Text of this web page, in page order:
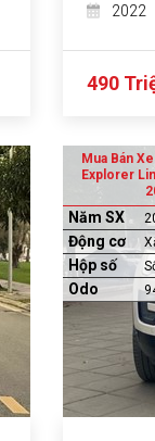
2022
490
Mua Bán
Explorer
Năm SX
Động cơ
Hộp số
Odo